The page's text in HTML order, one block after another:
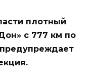
плотный
с 777 км по